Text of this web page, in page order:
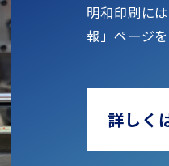
明和印刷に
報」ページ
詳しく